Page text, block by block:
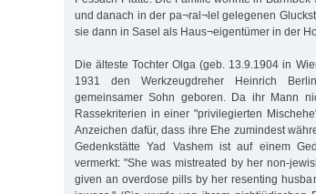
und danach in der pa¬ral¬lel gelegenen
sie dann in Sasel als Haus¬eigentümer in der
Die älteste Tochter Olga (geb. 13.9.1904 in
1931 den Werkzeugdreher Heinrich
gemeinsamer Sohn geboren. Da ihr Mann
Rassekriterien in einer "privilegierten
Anzeichen dafür, dass ihre Ehe zumindest
Gedenkstätte Yad Vashem ist auf einem
vermerkt: "She was mistreated by her non-
given an overdose pills by her resenting